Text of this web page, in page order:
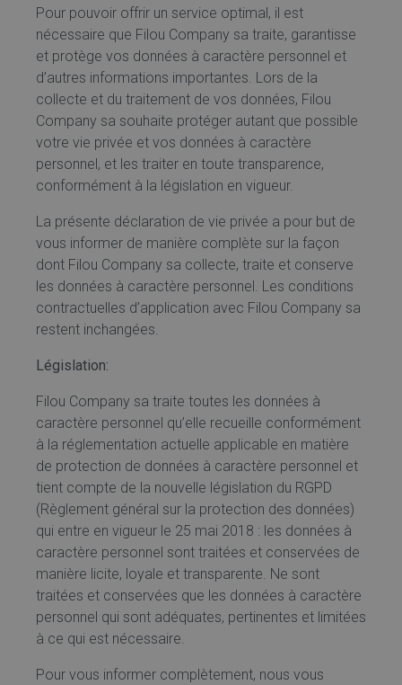
Pour pouvoir offrir un service optimal, il est
nécessaire que Filou Company sa traite, garantisse
et protège vos données à caractère personnel et
d’autres informations importantes. Lors de la
collecte et du traitement de vos données, Filou
Company sa souhaite protéger autant que possible
votre vie privée et vos données à caractère
personnel, et les traiter en toute transparence,
conformément à la législation en vigueur.
La présente déclaration de vie privée a pour but de
vous informer de manière complète sur la façon
dont Filou Company sa collecte, traite et conserve
les données à caractère personnel. Les conditions
contractuelles d’application avec Filou Company sa
restent inchangées.
Législation:
Filou Company sa traite toutes les données à
caractère personnel qu’elle recueille conformément
à la réglementation actuelle applicable en matière
de protection de données à caractère personnel et
tient compte de la nouvelle législation du RGPD
(Règlement général sur la protection des données)
qui entre en vigueur le 25 mai 2018 : les données à
caractère personnel sont traitées et conservées de
manière licite, loyale et transparente. Ne sont
traitées et conservées que les données à caractère
personnel qui sont adéquates, pertinentes et limitées
à ce qui est nécessaire.
Pour vous informer complètement, nous vous